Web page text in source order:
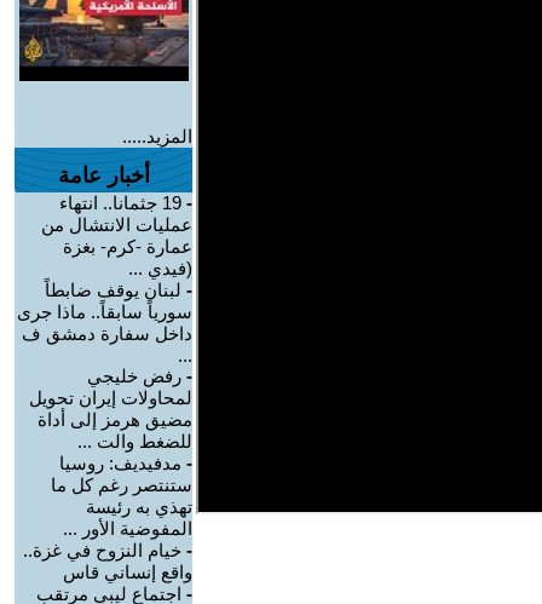
المزيد.....
أخبار عامة
-
19 جثمانا.. انتهاء
عمليات الانتشال من
عمارة -كرم- بغزة
(فيدي ...
- لبنان يوقف ضابطاً
سورياً سابقاً.. ماذا جرى
داخل سفارة دمشق ف
...
- رفض خليجي
لمحاولات إيران تحويل
مضيق هرمز إلى أداة
للضغط والت ...
- مدفيديف: روسيا
ستنتصر رغم كل ما
تهذي به رئيسة
المفوضية الأور ...
- خيام النزوح في غزة..
واقع إنساني قاس
- اجتماع ليبي مرتقب